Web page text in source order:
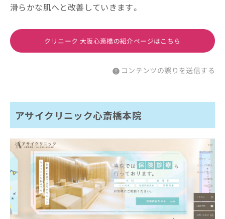
滑らかな肌へと改善していきます。
クリニーク 大阪心斎橋の紹介ページはこちら
コンテンツの誤りを送信する
アサイクリニック心斎橋本院